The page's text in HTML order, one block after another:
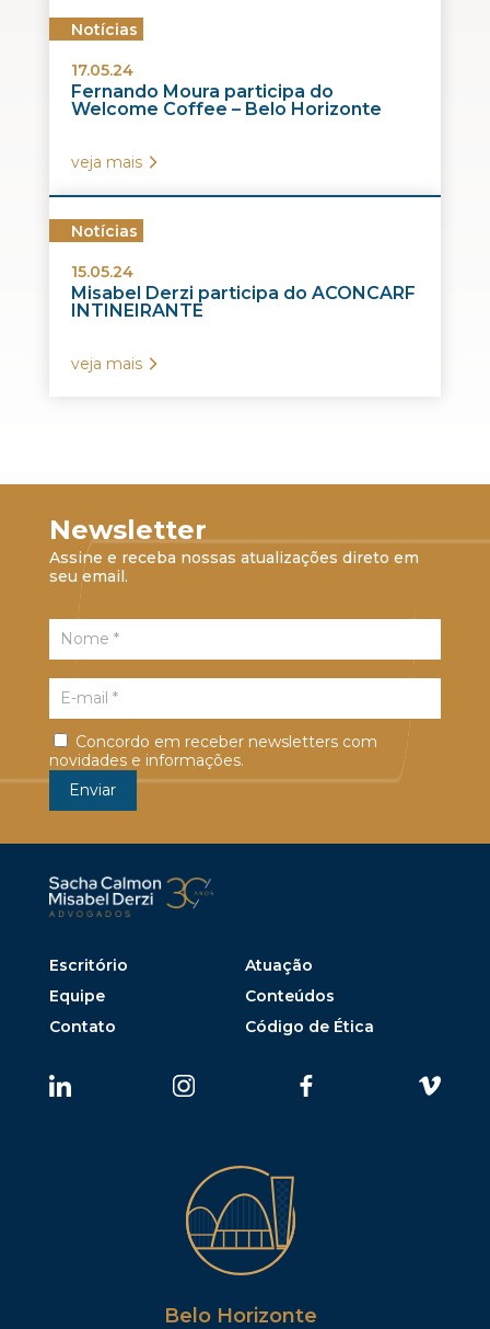
Notícias
17.05.24
Fernando Moura participa do
Welcome Coffee – Belo Horizonte
veja mais
Notícias
15.05.24
Misabel Derzi participa do ACONCARF
INTINEIRANTE
veja mais
Newsletter
Assine e receba nossas atualizações direto em
seu email.
Concordo em receber newsletters com
novidades e informações.
Escritório
Atuação
Equipe
Conteúdos
Contato
Código de Ética
Belo Horizonte